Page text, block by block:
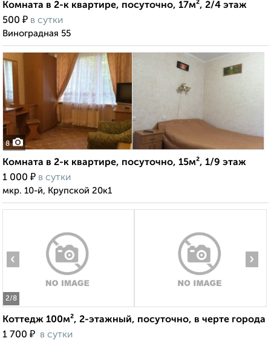
Комната в 2-к квартире, посуточно, 17м², 2/4 этаж
500 ₽ в сутки
Виноградная 55
8
Комната в 2-к квартире, посуточно, 15м², 1/9 этаж
1 000 ₽ в сутки
мкр. 10-й, Крупской 20к1
2/8
‹ ›
Коттедж 100м², 2-этажный, посуточно, в черте города
1 700 ₽ в сутки